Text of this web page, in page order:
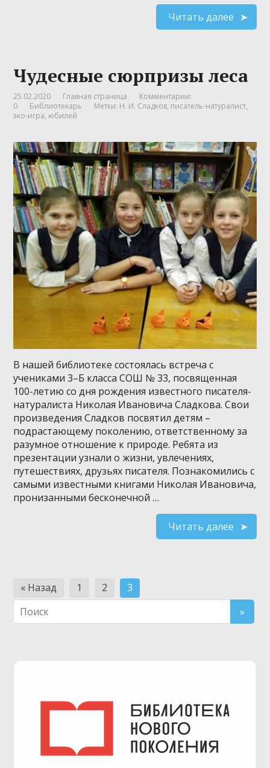
Читать далее
Чудесные сюрпризы леса
25.02.2020 Главная страница
Комментарии:
0
Библиотекарь Метки: Н. И. Сладков, писатель-натуралист,
эко-игра, юбилей
В нашей библиотеке состоялась встреча с
учениками 3–Б класса СОШ № 33, посвященная
100-летию со дня рождения известного писателя-
натуралиста Николая Ивановича Сладкова. Свои
произведения Сладков посвятил детям –
подрастающему поколению, ответственному за
разумное отношение к природе. Ребята из
презентации узнали о жизни, увлечениях,
путешествиях, друзьях писателя. Познакомились с
самыми известными книгами Николая Ивановича,
пронизанными бесконечной …
Читать далее
Навигация
по
записям
« Назад 1 2 3